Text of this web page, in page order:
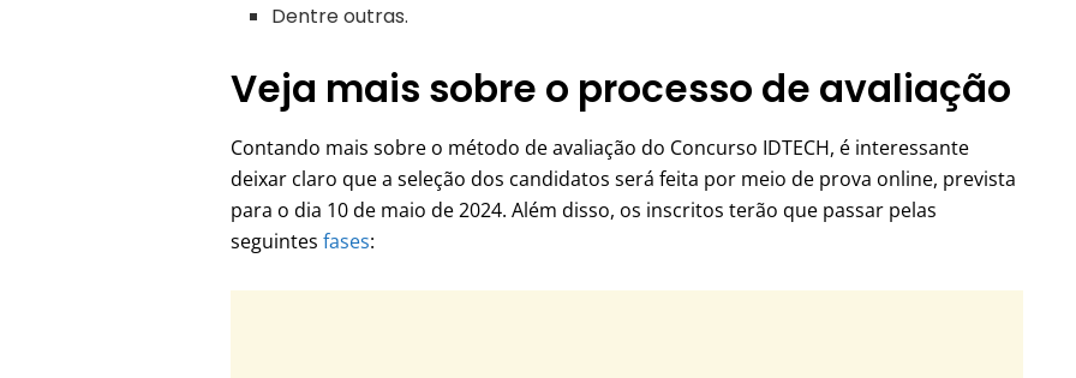
Dentre outras.
Veja mais sobre o processo de avaliação
Contando mais sobre o método de avaliação do Concurso IDTECH, é interessante
deixar claro que a seleção dos candidatos será feita por meio de prova online, prevista
para o dia 10 de maio de 2024. Além disso, os inscritos terão que passar pelas
seguintes fases: